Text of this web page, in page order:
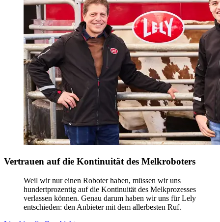
Vertrauen auf die Kontinuität des Melkroboters
Weil wir nur einen Roboter haben, müssen wir uns
hundertprozentig auf die Kontinuität des Melkprozesses
verlassen können. Genau darum haben wir uns für Lely
entschieden: den Anbieter mit dem allerbesten Ruf.